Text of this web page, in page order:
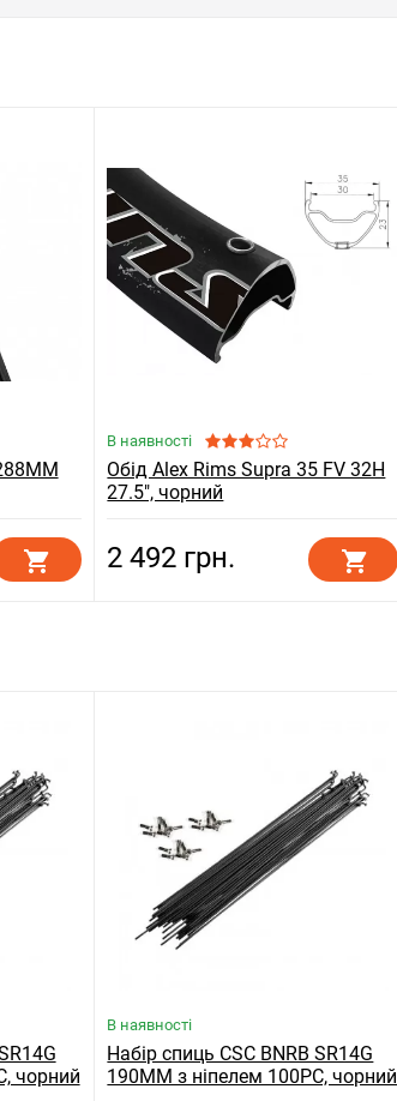
В наявності
Обід Alex Rims Supra 35 FV 32H
27.5", чорний
2 492 грн.
чорний
В наявності
Набір спиць CSC BNRB SR14G
190MM з ніпелем 100PC, чорний